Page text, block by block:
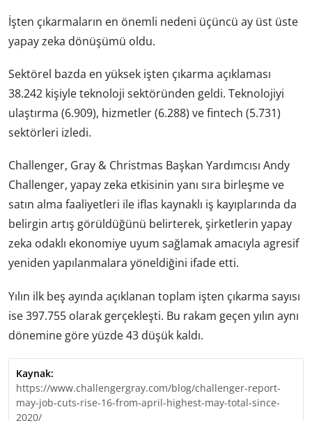
İşten çıkarmaların en önemli nedeni üçüncü ay üst üste
yapay zeka dönüşümü oldu.
Sektörel bazda en yüksek işten çıkarma açıklaması
38.242 kişiyle teknoloji sektöründen geldi. Teknolojiyi
ulaştırma (6.909), hizmetler (6.288) ve fintech (5.731)
sektörleri izledi.
Challenger, Gray & Christmas Başkan Yardımcısı Andy
Challenger, yapay zeka etkisinin yanı sıra birleşme ve
satın alma faaliyetleri ile iflas kaynaklı iş kayıplarında da
belirgin artış görüldüğünü belirterek, şirketlerin yapay
zeka odaklı ekonomiye uyum sağlamak amacıyla agresif
yeniden yapılanmalara yöneldiğini ifade etti.
Yılın ilk beş ayında açıklanan toplam işten çıkarma sayısı
ise 397.755 olarak gerçekleşti. Bu rakam geçen yılın aynı
dönemine göre yüzde 43 düşük kaldı.
Kaynak:
https://www.challengergray.com/blog/challenger-report-
may-job-cuts-rise-16-from-april-highest-may-total-since-
2020/